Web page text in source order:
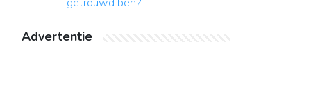
Advertentie